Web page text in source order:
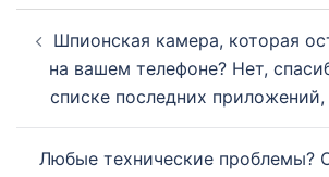
Шпионская камера, которая
на вашем телефоне? Нет,
списке последних
Любые технические проблемы?